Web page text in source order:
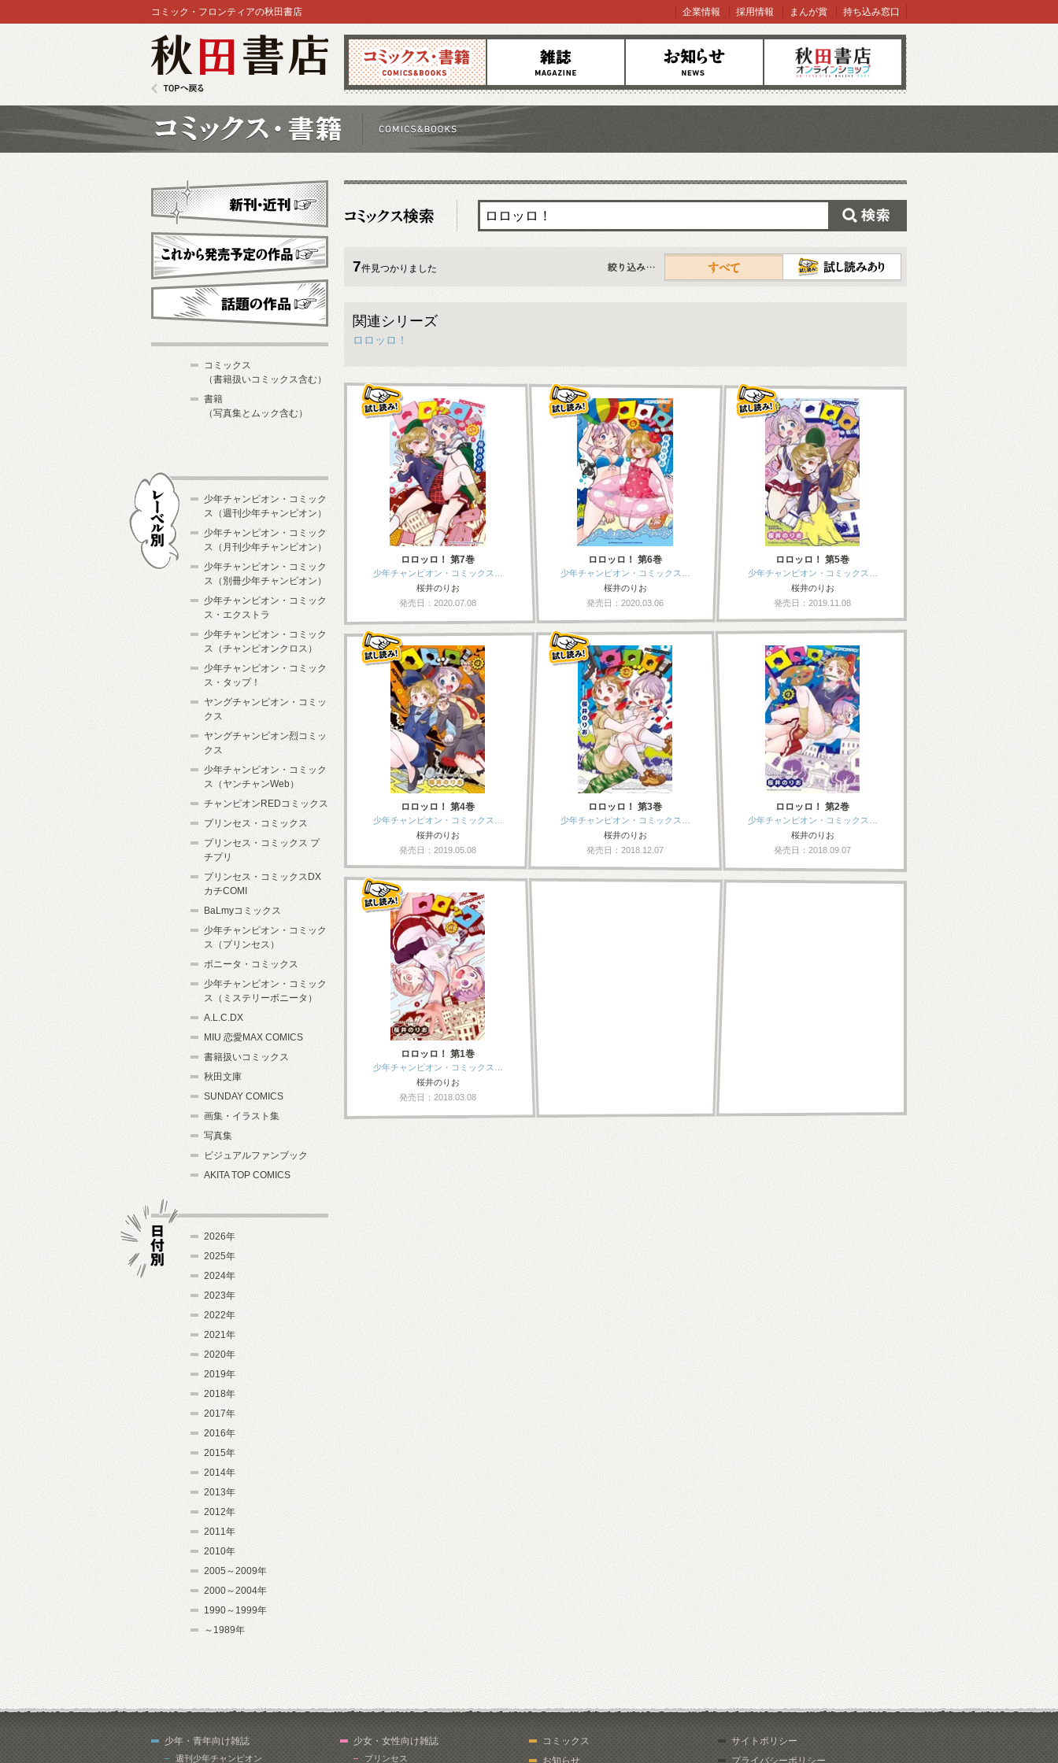
コミックス 雑誌 お知らせ オンラインショップ
コミック・フロンティアの秋田書店 企業情報 採用情報 まんが賞 持ち込み窓口
7件見つかりました
すべて
関連シリーズ
ロロッロ！
ロロッロ！ 第7巻
少年チャンピオン・コミックス…
桜井のりお
発売日：2020.07.08
ロロッロ！ 第6巻
少年チャンピオン・コミックス…
桜井のりお
発売日：2020.03.06
ロロッロ！ 第5巻
少年チャンピオン・コミックス…
桜井のりお
発売日：2019.11.08
ロロッロ！ 第4巻
少年チャンピオン・コミックス…
桜井のりお
発売日：2019.05.08
ロロッロ！ 第3巻
少年チャンピオン・コミックス…
桜井のりお
発売日：2018.12.07
ロロッロ！ 第2巻
少年チャンピオン・コミックス…
桜井のりお
発売日：2018.09.07
ロロッロ！ 第1巻
少年チャンピオン・コミックス…
桜井のりお
発売日：2018.03.08
新刊・近刊
これから発売予定
コミックス
（書籍扱いコミックス含む）
書籍
（写真集とムック含む）
少年チャンピオン・コミック
ス（週刊少年チャンピオン）
少年チャンピオン・コミック
ス（月刊少年チャンピオン）
少年チャンピオン・コミック
ス（別冊少年チャンピオン）
少年チャンピオン・コミック
ス・エクストラ
少年チャンピオン・コミック
ス（チャンピオンクロス）
少年チャンピオン・コミック
ス・タップ！
ヤングチャンピオン・コミッ
クス
ヤングチャンピオン烈コミッ
クス
少年チャンピオン・コミック
ス（ヤンチャンWeb）
チャンピオンREDコミックス
プリンセス・コミックス
プリンセス・コミックス プ
チプリ
プリンセス・コミックスDX
カチCOMI
BaLmyコミックス
少年チャンピオン・コミック
ス（プリンセス）
ボニータ・コミックス
少年チャンピオン・コミック
ス（ミステリーボニータ）
A.L.C.DX
MIU 恋愛MAX COMICS
書籍扱いコミックス
秋田文庫
SUNDAY COMICS
画集・イラスト集
写真集
ビジュアルファンブック
AKITA TOP COMICS
2026年
2025年
2024年
2023年
2022年
2021年
2020年
2019年
2018年
2017年
2016年
2015年
2014年
2013年
2012年
2011年
2010年
2005～2009年
2000～2004年
1990～1999年
～1989年
少年・青年向け雑誌
週刊少年チャンピオン
少女・女性向け雑誌
プリンセス
コミックス
お知らせ
サイトポリシー
プライバシーポリシー